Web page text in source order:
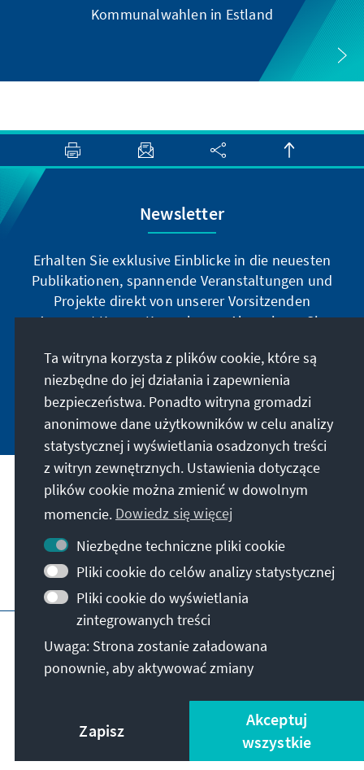
Kommunalwahlen in Estland
Newsletter
Erhalten Sie exklusive Einblicke in die neuesten
Publikationen, spannende Veranstaltungen und
Projekte direkt von unserer Vorsitzenden
Annegret Kramp-Karrenbauer. Abonnieren Sie
auf dem Laufenden.
Jetzt abonnieren
Nasza misja
Kontakt
Dalsza działalność fundacji
Impressum Polityka prywatności
Erklärung zur Barrierefreiheit
Barriere melden
Mapa strony
© Konrad-Adenauer-Stiftung e.V. 2026
Ta witryna korzysta z plików cookie, które są
niezbędne do jej działania i zapewnienia
bezpieczeństwa. Ponadto witryna gromadzi
anonimowe dane użytkowników w celu analizy
statystycznej i wyświetlania osadzonych treści
z witryn zewnętrznych. Ustawienia dotyczące
plików cookie można zmienić w dowolnym
momencie. Dowiedz się więcej
Niezbędne techniczne pliki cookie
Pliki cookie do celów analizy statystycznej
Pliki cookie do wyświetlania
zintegrowanych treści
Uwaga: Strona zostanie załadowana
ponownie, aby aktywować zmiany
Zapisz
Akceptuj
wszystkie